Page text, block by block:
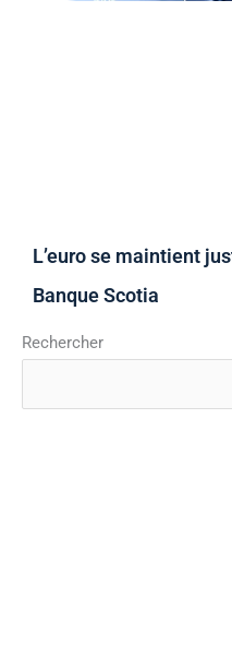
L’euro se maintient
Banque Scotia
Rechercher